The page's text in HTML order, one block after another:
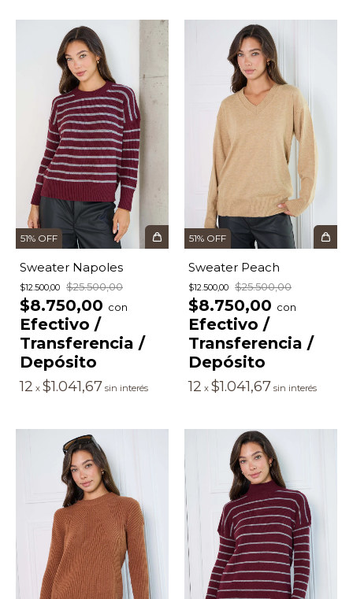
51% OFF
Sweater Napoles
$12.500,00 $25.500,00
$8.750,00 con
Efectivo /
Transferencia /
Depósito
12 x $1.041,67 sin interés
51% OFF
Sweater Peach
$12.500,00 $25.500,00
$8.750,00 con
Efectivo /
Transferencia /
Depósito
12 x $1.041,67 sin interés